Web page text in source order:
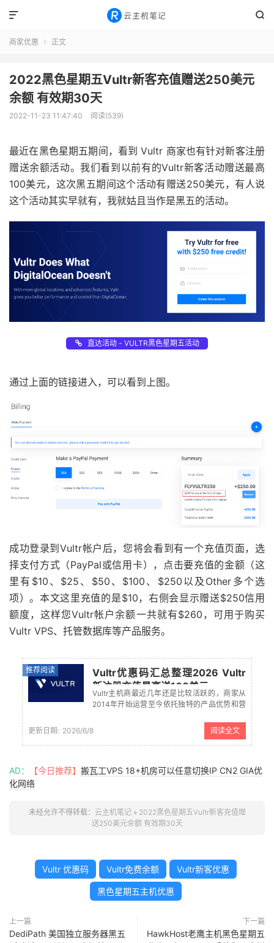


商家优惠  正文
2022黑色星期五Vultr新客充值赠送250美元
余额 有效期30天
2022-11-23 11:47:40 阅读(539)
最近在黑色星期五期间，看到 Vultr 商家也有针对新客注册
赠送余额活动。我们看到以前有的Vultr新客活动赠送最高
100美元，这次黑五期间这个活动有赠送250美元，有人说
这个活动其实早就有，我就姑且当作是黑五的活动。
直达活动 - VULTR黑色星期五活动
通过上面的链接进入，可以看到上图。
成功登录到Vultr帐户后，您将会看到有一个充值页面，选
择支付方式（PayPal或信用卡），点击要充值的金额（这
里有$10、$25、$50、$100、$250以及Other多个选
项）。本文这里充值的是$10，右侧会显示赠送$250信用
额度，这样您Vultr帐户余额一共就有$260，可用于购买
Vultr VPS、托管数据库等产品服务。
推荐阅读
Vultr优惠码汇总整理2026 Vultr
新注册充值最高送100美元
Vultr主机商最近几年还是比较活跃的，商家从
2014年开始运营至今依托独特的产品优势和营
器、物理服务器等，且数据中心涵盖全球
30+机房，是目前主流服务商中涉及数据中心
机房较多的商家之一。 Vultr...
更新日期: 2026/6/8 阅读全文
AD： 【今日推荐】 搬瓦工VPS 18+机房可以任意切换IP CN2 GIA优
化网络
未经允许不得转载： 云主机笔记» 2022黑色星期五Vultr新客充值赠
送250美元余额 有效期30天
Vultr 优惠码 Vultr免费余额 Vultr新客优惠
黑色星期五主机优惠
上一篇
DediPath 美国独立服务器黑五
下一篇
HawkHost老鹰主机黑色星期五